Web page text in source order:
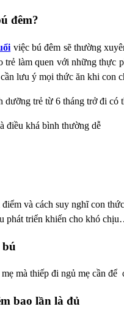
đêm?
việc bú đêm sẽ thường
trẻ làm quen với những thực
lưu ý mọi thức ăn khi con
dưỡng trẻ từ 6 tháng trở đi có
và cách suy nghĩ con
phát triển khiến cho khó
bú
mà thiếp đi ngủ mẹ cần
bao lần là đủ